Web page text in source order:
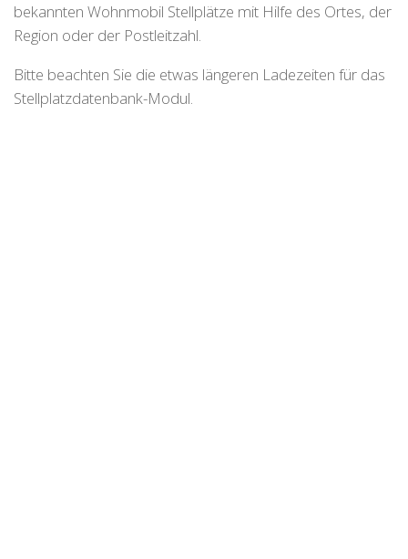
bekannten Wohnmobil Stellplätze mit Hilfe des Ortes, der
Region oder der Postleitzahl.
Bitte beachten Sie die etwas längeren Ladezeiten für das
Stellplatzdatenbank-Modul.